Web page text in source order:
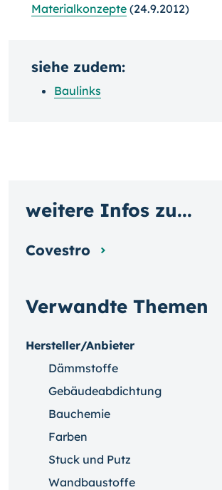
Materialkonzepte (24.9.2012)
siehe zudem:
Baulinks
Verwandte Themen
Hersteller/Anbieter
Dämmstoffe
Gebäudeabdichtung
Bauchemie
Farben
Stuck und Putz
Wandbaustoffe
weitere Infos zu...
Covestro